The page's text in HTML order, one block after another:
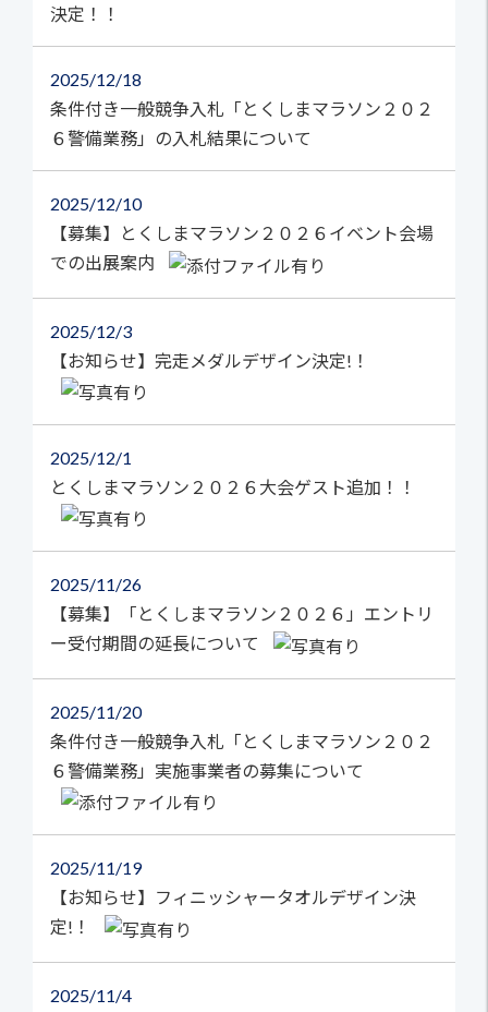
決定！！
2025 12/18
条件付き一般競争入札「とくしまマラソン２０２
６警備業務」の入札結果について
2025 12/10
【募集】とくしまマラソン２０２６イベント会場
での出展案内
2025 12/3
【お知らせ】完走メダルデザイン決定!！
2025 12/1
とくしまマラソン２０２６大会ゲスト追加！！
2025 11/26
【募集】「とくしまマラソン２０２６」エントリ
ー受付期間の延長について
2025 11/20
条件付き一般競争入札「とくしまマラソン２０２
６警備業務」実施事業者の募集について
2025 11/19
【お知らせ】フィニッシャータオルデザイン決
定!！
2025 11/4